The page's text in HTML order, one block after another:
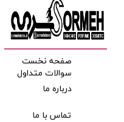
تماس با ما
سوالات متداول
درباره ما
صفحه نخست